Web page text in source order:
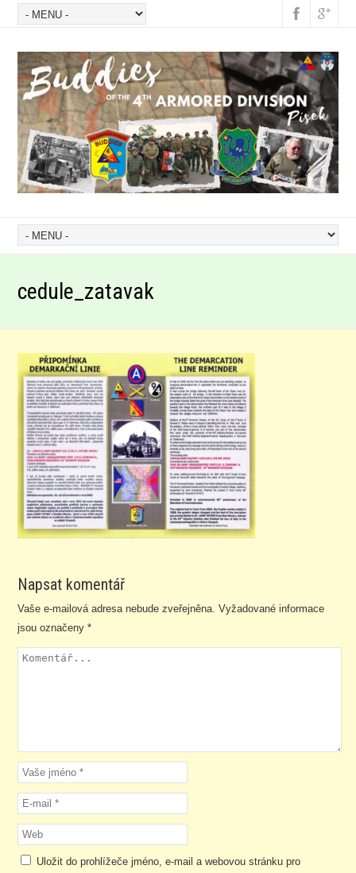
cedule_zatavak
Napsat komentář
Vaše e-mailová adresa nebude zveřejněna. Vyžadované informace
jsou označeny*
Uložit do prohlížeče jméno, e-mail a webovou stránku pro